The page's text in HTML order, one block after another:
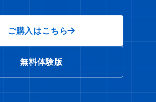
ご購入はこちら
無料体験版